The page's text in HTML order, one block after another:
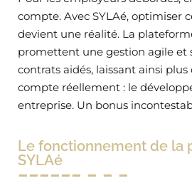
compte. Avec SYLAé, optimiser
devient une réalité. La
promettent une gestion agile et
contrats aidés, laissant ainsi
compte réellement : le
entreprise. Un bonus
Le fonctionnement de la
SYLAé